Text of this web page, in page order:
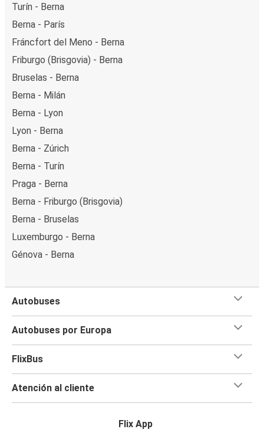
Turín - Berna
Berna - París
Fráncfort del Meno - Berna
Friburgo (Brisgovia) - Berna
Bruselas - Berna
Berna - Milán
Berna - Lyon
Lyon - Berna
Berna - Zúrich
Berna - Turín
Praga - Berna
Berna - Friburgo (Brisgovia)
Berna - Bruselas
Luxemburgo - Berna
Génova - Berna
Autobuses
Autobuses por Europa
FlixBus
Atención al cliente
Flix App